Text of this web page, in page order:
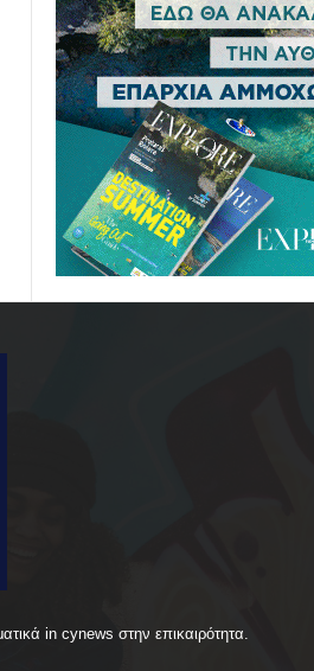
in cynews στην επικαιρότητα.